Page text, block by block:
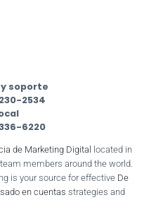
soporte
2534
6220
de Marketing Digital located in
members around the world.
is your source for effective De
en cuentas strategies and